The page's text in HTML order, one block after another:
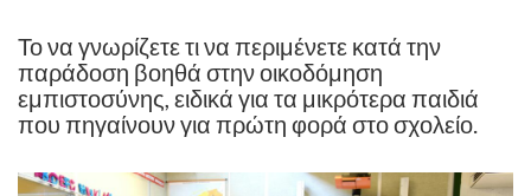
Το να γνωρίζετε τι να περιμένετε κατά την
παράδοση βοηθά στην οικοδόμηση
εμπιστοσύνης, ειδικά για τα μικρότερα παιδιά
που πηγαίνουν για πρώτη φορά στο σχολείο.